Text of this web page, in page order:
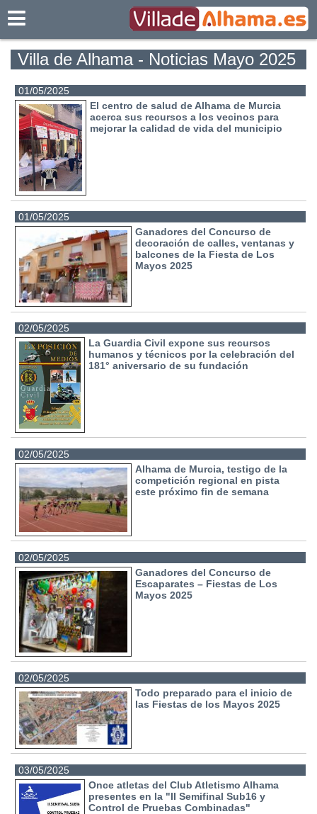
Villa de Alhama - Noticias Mayo 2025
01/05/2025
El centro de salud de Alhama de Murcia
acerca sus recursos a los vecinos para
mejorar la calidad de vida del municipio
01/05/2025
Ganadores del Concurso de
decoración de calles, ventanas y
balcones de la Fiesta de Los
Mayos 2025
02/05/2025
La Guardia Civil expone sus recursos
humanos y técnicos por la celebración del
181° aniversario de su fundación
02/05/2025
Alhama de Murcia, testigo de la
competición regional en pista
este próximo fin de semana
02/05/2025
Ganadores del Concurso de
Escaparates – Fiestas de Los
Mayos 2025
02/05/2025
Todo preparado para el inicio de
las Fiestas de los Mayos 2025
03/05/2025
Once atletas del Club Atletismo Alhama
presentes en la "II Semifinal Sub16 y
Control de Pruebas Combinadas"